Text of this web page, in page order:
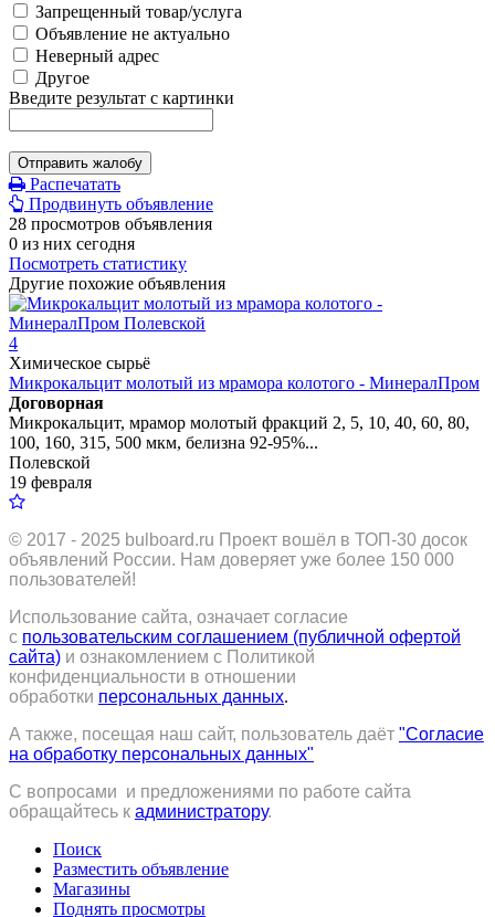
Запрещенный товар/услуга
Объявление не актуально
Неверный адрес
Другое
Введите результат с картинки
Отправить жалобу
Распечатать
Продвинуть объявление
28 просмотров объявления
0 из них сегодня
Посмотреть статистику
Другие похожие объявления
4
Химическое сырьё
Микрокальцит молотый из мрамора колотого - МинералПром
Договорная
Микрокальцит, мрамор молотый фракций 2, 5, 10, 40, 60, 80,
100, 160, 315, 500 мкм, белизна 92-95%...
Полевской
19 февраля
© 2017 - 2025 bulboard.ru Проект вошёл в ТОП-30 досок
объявлений России. Нам доверяет уже более 150 000
пользователей!
Использование сайта, означает согласие
с пользовательским соглашением (публичной офертой
сайта) и ознакомлением с Политикой
конфиденциальности в отношении
обработки персональных данных.
А также, посещая наш сайт, пользователь даёт "Согласие
на обработку персональных данных"
С вопросами и предложениями по работе сайта
обращайтесь к администратору.
Поиск
Разместить объявление
Магазины
Поднять просмотры